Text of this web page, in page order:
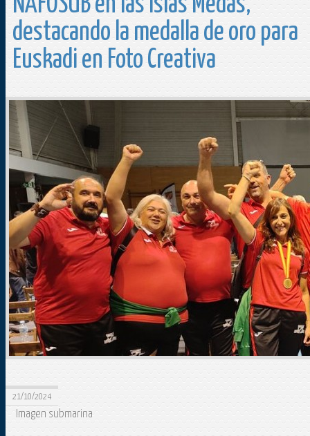
NAFOSUB en las Islas Medas,
destacando la medalla de oro para
Euskadi en Foto Creativa
21/10/2024
Imagen submarina